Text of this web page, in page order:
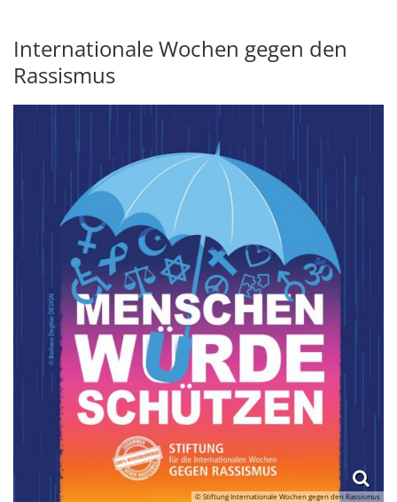
Internationale Wochen gegen den
Rassismus
© Stiftung Internationale Wochen gegen den Rassismus